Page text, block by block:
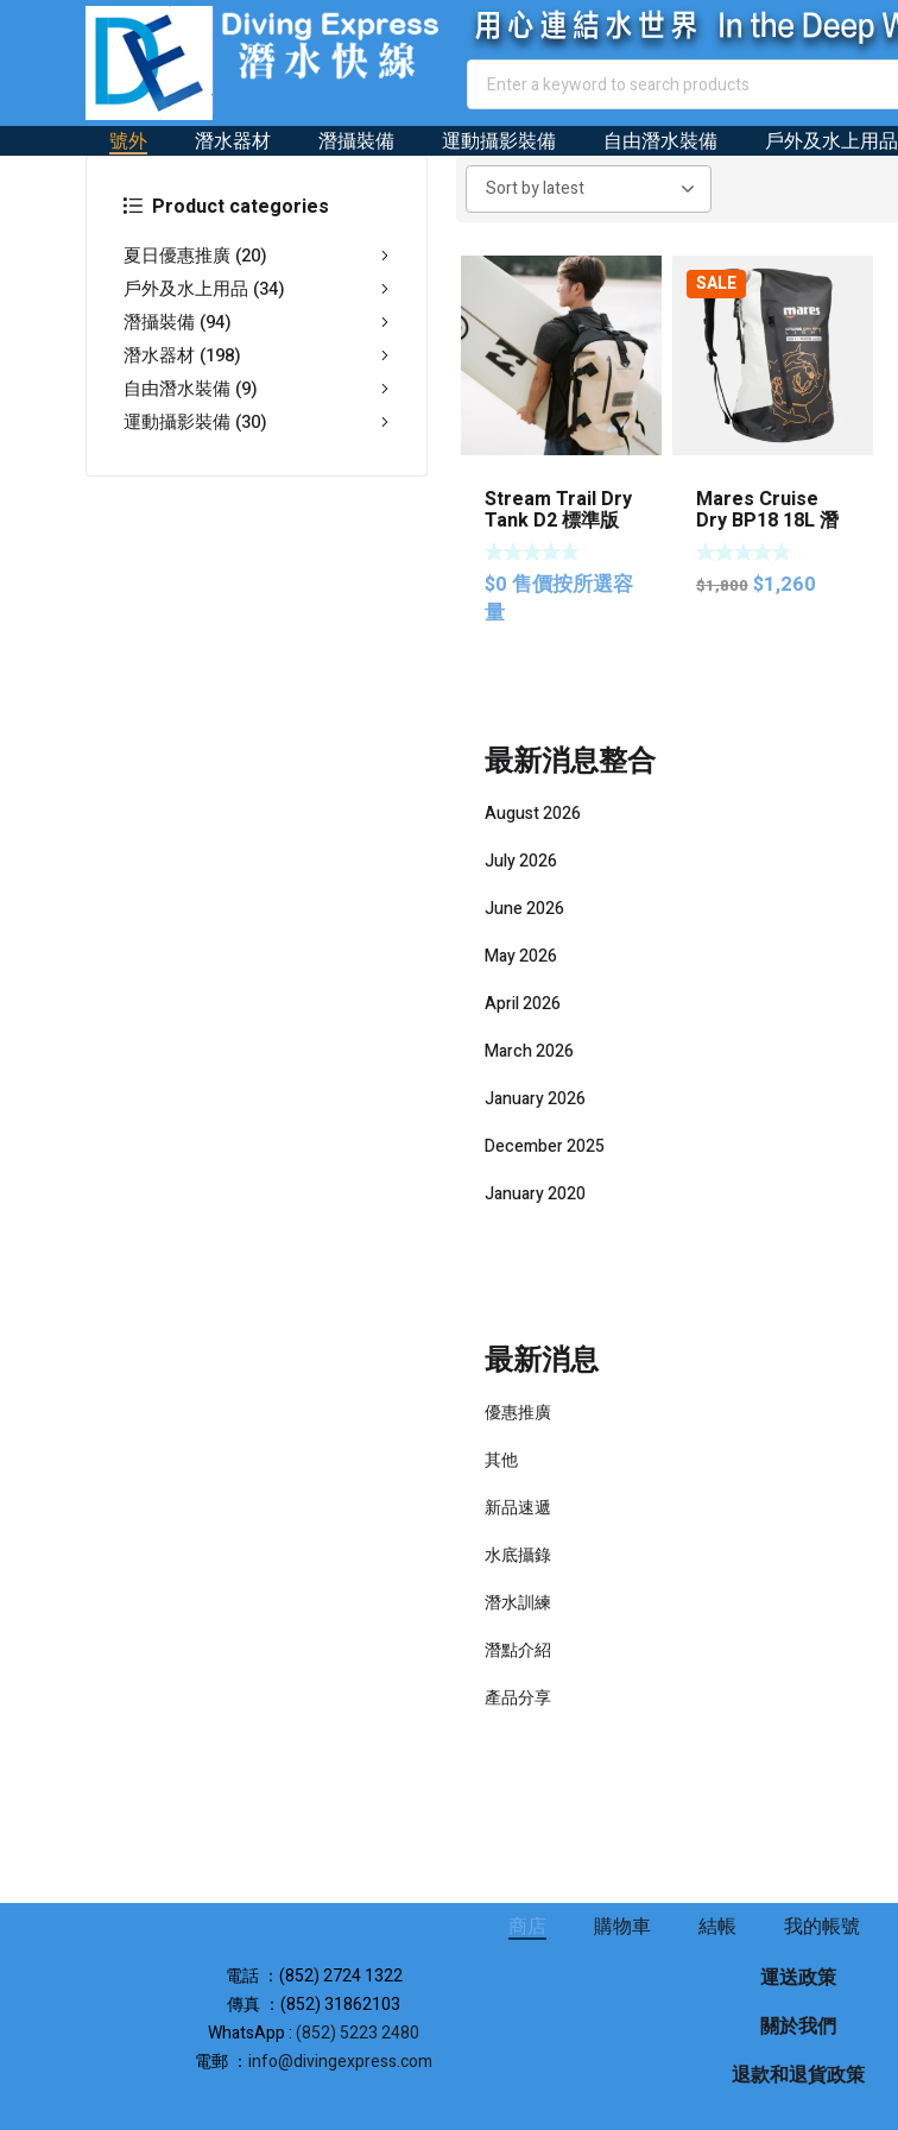
號外 潛水器材 潛攝裝備 運動攝影裝備 自由潛水裝備 戶外及水上用品
Product categories
夏日優惠推廣 (20)
戶外及水上用品 (34)
潛攝裝備 (94)
潛水器材 (198)
自由潛水裝備 (9)
運動攝影裝備 (30)
Stream Trail Dry
Tank D2 標準版
防水後背包
$0 售價按所選容
量
SALE
Mares Cruise
Dry BP18 18L 潛
水裝備輕量防水後
背包
$1,800 Original
$1,260Current
最新消息整合
August 2026
July 2026
June 2026
May 2026
April 2026
March 2026
January 2026
December 2025
January 2020
最新消息
優惠推廣
其他
新品速遞
水底攝錄
潛水訓練
潛點介紹
產品分享
商店 購物車 結帳 我的帳號
電話 ：(852) 2724 1322
傳真 ：(852) 31862103
WhatsApp :(852) 5223 2480
電郵 ： info@divingexpress.com
運送政策
關於我們
退款和退貨政策